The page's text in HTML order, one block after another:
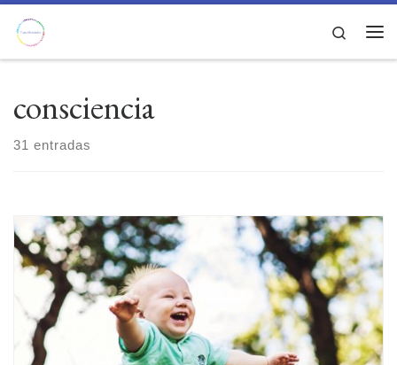
Saltar al contenido
Search
consciencia
31 entradas